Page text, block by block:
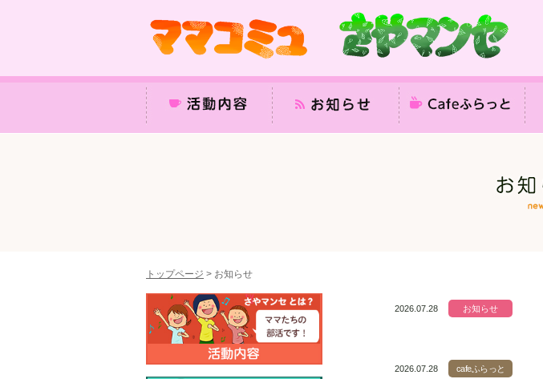
トップページ > お知らせ
2026.07.28 お知らせ
2026.07.28 cafeふらっと